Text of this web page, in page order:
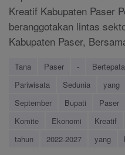
Kreatif Kabupaten Paser
beranggotakan lintas
Kabupaten Paser,
Tana Paser -
Pariwisata
Sedunia yang
September
Bupati Paser
Komite
Ekonomi Kreatif
tahun
2022-2027 yang